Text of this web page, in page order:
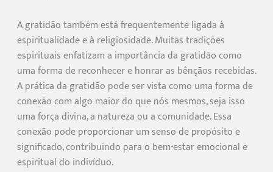
A gratidão também está frequentemente ligada à
espiritualidade e à religiosidade. Muitas tradições
espirituais enfatizam a importância da gratidão como
uma forma de reconhecer e honrar as bênçãos recebidas.
A prática da gratidão pode ser vista como uma forma de
conexão com algo maior do que nós mesmos, seja isso
uma força divina, a natureza ou a comunidade. Essa
conexão pode proporcionar um senso de propósito e
significado, contribuindo para o bem-estar emocional e
espiritual do indivíduo.